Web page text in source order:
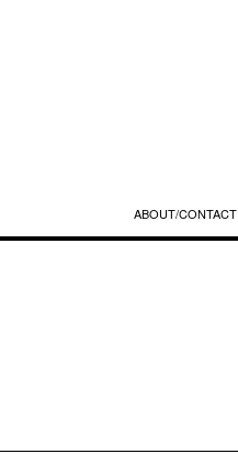
ABOUT/CONTACT